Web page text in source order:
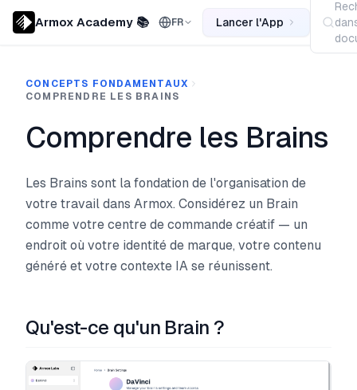
Armox Academy 📚 FR Lancer l'App
CONCEPTS FONDAMENTAUX
COMPRENDRE LES BRAINS
Comprendre les Brains
Les Brains sont la fondation de l'organisation de
votre travail dans Armox. Considérez un Brain
comme votre centre de commande créatif — un
endroit où votre identité de marque, votre contenu
généré et votre contexte IA se réunissent.
Qu'est-ce qu'un Brain ?